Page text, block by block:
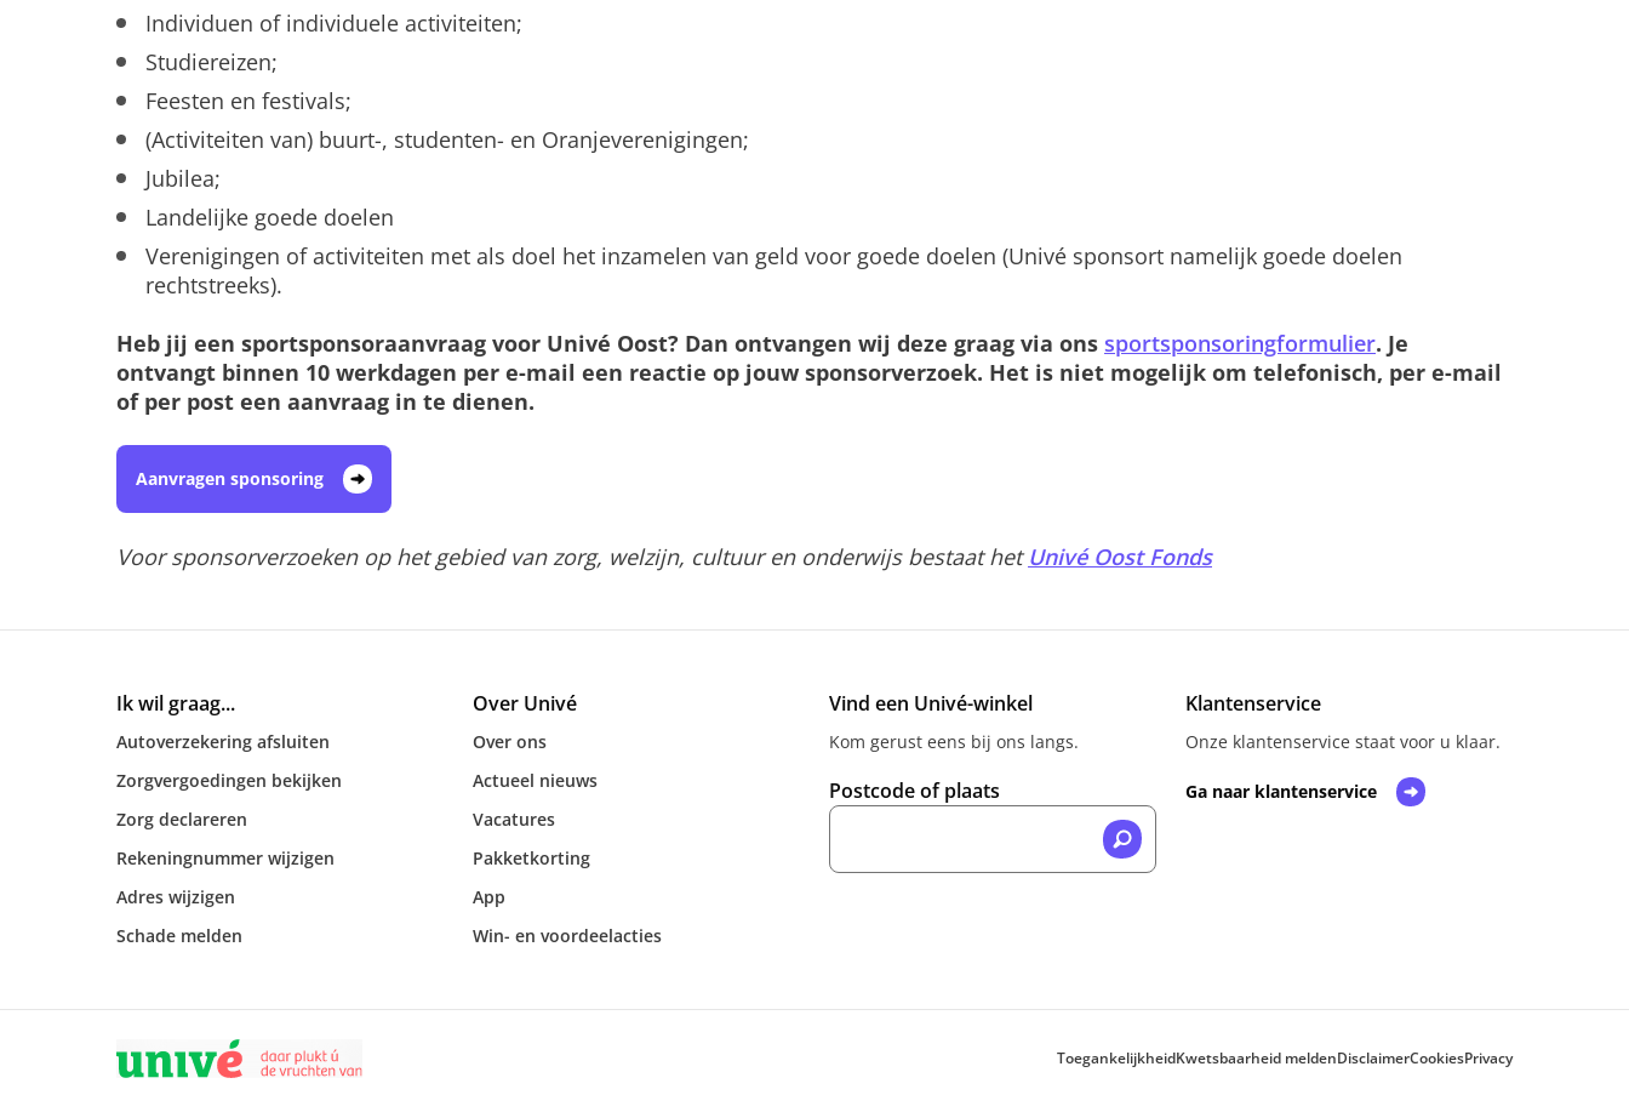
Individuen of individuele activiteiten;
Studiereizen;
Feesten en festivals;
(Activiteiten van) buurt-, studenten- en Oranjeverenigingen;
Jubilea;
Landelijke goede doelen
Verenigingen of activiteiten met als doel het inzamelen van geld voor goede doelen (Univé sponsort namelijk goede doelen
rechtstreeks).
Heb jij een sportsponsoraanvraag voor Univé Oost? Dan ontvangen wij deze graag via ons sportsponsoringformulier. Je
ontvangt binnen 10 werkdagen per e-mail een reactie op jouw sponsorverzoek. Het is niet mogelijk om telefonisch, per e-mail
of per post een aanvraag in te dienen.
Aanvragen sponsoring
Voor sponsorverzoeken op het gebied van zorg, welzijn, cultuur en onderwijs bestaat hetUnivé Oost Fonds
Ik wil graag...
Autoverzekering afsluiten
Zorgvergoedingen bekijken
Zorg declareren
Rekeningnummer wijzigen
Adres wijzigen
Schade melden
Over Univé
Over ons
Actueel nieuws
Vacatures
Pakketkorting
App
Win- en voordeelacties
Vind een Univé-winkel
Kom gerust eens bij ons langs.
Postcode of plaats
Klantenservice
Onze klantenservice staat voor u klaar.
Ga naar klantenservice
ToegankelijkheidKwetsbaarheid meldenDisclaimerCookiesPrivacy